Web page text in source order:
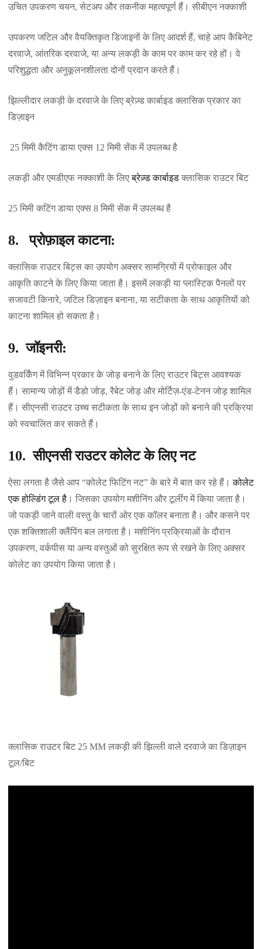
उचित उपकरण चयन, सेटअप और तकनीक महत्वपूर्ण हैं। सीबीएन नक्काशी
उपकरण जटिल और वैयक्तिकृत डिजाइनों के लिए आदर्श हैं, चाहे आप कैबिनेट
दरवाजे, आंतरिक दरवाजे, या अन्य लकड़ी के काम पर काम कर रहे हों। वे
परिशुद्धता और अनुकूलनशीलता दोनों प्रदान करते हैं।
झिल्लीदार लकड़ी के दरवाजे के लिए ब्रेज़्ड कार्बाइड क्लासिक प्रकार का
डिज़ाइन
25 मिमी कैटिंग डाया एक्स 12 मिमी सेंक में उपलब्ध है
लकड़ी और एमडीएफ नक्काशी के लिएब्रेज़्ड कार्बाइड क्लासिक राउटर बिट
25 मिमी कटिंग डाया एक्स 8 मिमी सेंक में उपलब्ध है
8. प्रोफ़ाइल काटना:
क्लासिक राउटर बिट्स का उपयोग अक्सर सामग्रियों में प्रोफाइल और
आकृति काटने के लिए किया जाता है। इसमें लकड़ी या प्लास्टिक पैनलों पर
सजावटी किनारे, जटिल डिज़ाइन बनाना, या सटीकता के साथ आकृतियों को
काटना शामिल हो सकता है।
9. जॉइनरी:
वुडवर्किंग में विभिन्न प्रकार के जोड़ बनाने के लिए राउटर बिट्स आवश्यक
हैं। सामान्य जोड़ों में डैडो जोड़, रैबेट जोड़ और मोर्टिज़-एंड-टेनन जोड़ शामिल
हैं। सीएनसी राउटर उच्च सटीकता के साथ इन जोड़ों को बनाने की प्रक्रिया
को स्वचालित कर सकते हैं।
10. सीएनसी राउटर कोलेट के लिए नट
ऐसा लगता है जैसे आप “कोलेट फिटिंग नट” के बारे में बात कर रहे हैं।कोलेट
एक होल्डिंग टूल है । जिसका उपयोग मशीनिंग और टूलींग में किया जाता है।
जो पकड़ी जाने वाली वस्तु के चारों ओर एक कॉलर बनाता है। और कसने पर
एक शक्तिशाली क्लैंपिंग बल लगाता है। मशीनिंग प्रक्रियाओं के दौरान
उपकरण, वर्कपीस या अन्य वस्तुओं को सुरक्षित रूप से रखने के लिए अक्सर
कोलेट का उपयोग किया जाता है।
क्लासिक राउटर बिट 25 MM लकड़ी की झिल्ली वाले दरवाजे का डिज़ाइन
टूल/बिट